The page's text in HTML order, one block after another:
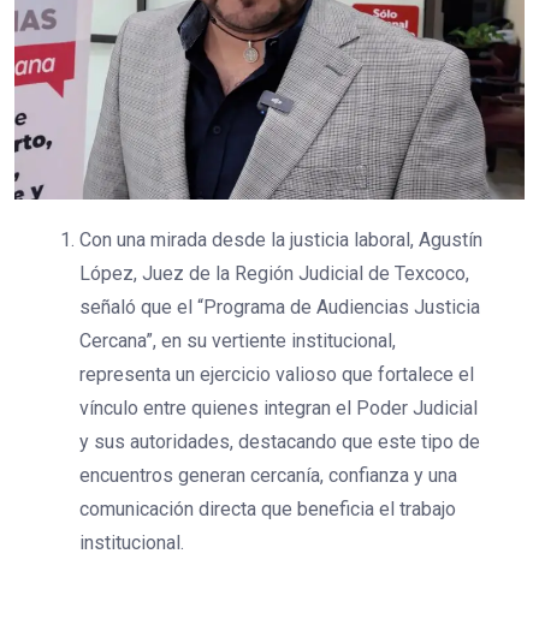
Con una mirada desde la justicia laboral, Agustín
López, Juez de la Región Judicial de Texcoco,
señaló que el “Programa de Audiencias Justicia
Cercana”, en su vertiente institucional,
representa un ejercicio valioso que fortalece el
vínculo entre quienes integran el Poder Judicial
y sus autoridades, destacando que este tipo de
encuentros generan cercanía, confianza y una
comunicación directa que beneficia el trabajo
institucional.